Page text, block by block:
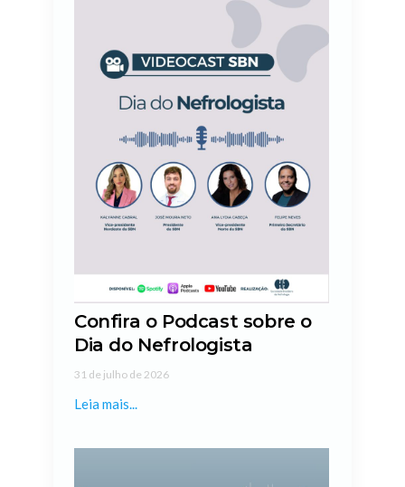
Confira o Podcast sobre o
Dia do Nefrologista
31 de julho de 2026
Leia mais...